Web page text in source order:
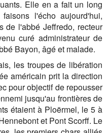
Elle en a fait un long
l'écho aujourd'hui,
de l'abbé Jeffredo, recteur
curé administrateur de
Bayon, âgé et malade.
les troupes de libération
américain prit la direction
pour objectif de repousser
jusqu'au frontières de
étaient à Ploërmel, le 5 à
et Pont Scorff. Le